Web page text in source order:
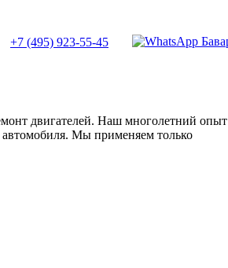
+7 (495) 923-55-45
двигателей. Наш многолетний опыт
автомобиля. Мы применяем только